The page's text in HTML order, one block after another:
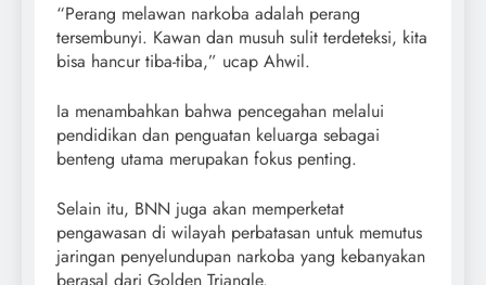
“Perang melawan narkoba adalah perang
tersembunyi. Kawan dan musuh sulit terdeteksi, kita
bisa hancur tiba-tiba,” ucap Ahwil.
Ia menambahkan bahwa pencegahan melalui
pendidikan dan penguatan keluarga sebagai
benteng utama merupakan fokus penting.
Selain itu, BNN juga akan memperketat
pengawasan di wilayah perbatasan untuk memutus
jaringan penyelundupan narkoba yang kebanyakan